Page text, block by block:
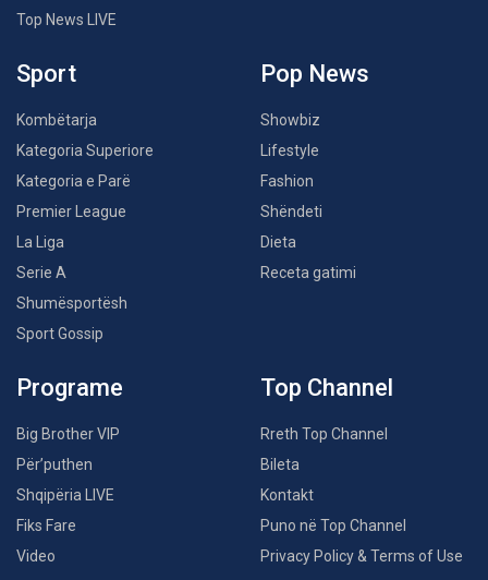
Top News LIVE
Sport
Kombëtarja
Kategoria Superiore
Kategoria e Parë
Premier League
La Liga
Serie A
Shumësportësh
Sport Gossip
Pop News
Showbiz
Lifestyle
Fashion
Shëndeti
Dieta
Receta gatimi
Programe
Big Brother VIP
Për’puthen
Shqipëria LIVE
Fiks Fare
Video
Top Channel
Rreth Top Channel
Bileta
Kontakt
Puno në Top Channel
Privacy Policy & Terms of Use